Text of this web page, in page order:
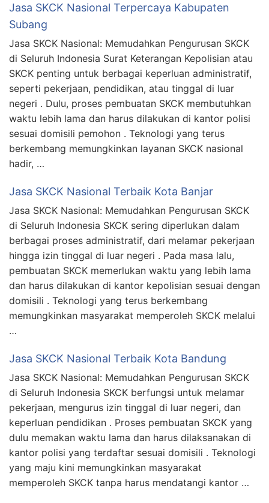
Jasa SKCK Nasional Terpercaya Kabupaten
Subang
Jasa SKCK Nasional: Memudahkan Pengurusan SKCK
di Seluruh Indonesia Surat Keterangan Kepolisian atau
SKCK penting untuk berbagai keperluan administratif,
seperti pekerjaan, pendidikan, atau tinggal di luar
negeri . Dulu, proses pembuatan SKCK membutuhkan
waktu lebih lama dan harus dilakukan di kantor polisi
sesuai domisili pemohon . Teknologi yang terus
berkembang memungkinkan layanan SKCK nasional
hadir, …
Jasa SKCK Nasional Terbaik Kota Banjar
Jasa SKCK Nasional: Memudahkan Pengurusan SKCK
di Seluruh Indonesia SKCK sering diperlukan dalam
berbagai proses administratif, dari melamar pekerjaan
hingga izin tinggal di luar negeri . Pada masa lalu,
pembuatan SKCK memerlukan waktu yang lebih lama
dan harus dilakukan di kantor kepolisian sesuai dengan
domisili . Teknologi yang terus berkembang
memungkinkan masyarakat memperoleh SKCK melalui
…
Jasa SKCK Nasional Terbaik Kota Bandung
Jasa SKCK Nasional: Memudahkan Pengurusan SKCK
di Seluruh Indonesia SKCK berfungsi untuk melamar
pekerjaan, mengurus izin tinggal di luar negeri, dan
keperluan pendidikan . Proses pembuatan SKCK yang
dulu memakan waktu lama dan harus dilaksanakan di
kantor polisi yang terdaftar sesuai domisili . Teknologi
yang maju kini memungkinkan masyarakat
memperoleh SKCK tanpa harus mendatangi kantor …